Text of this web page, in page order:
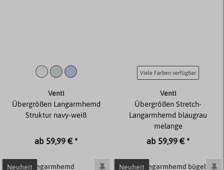
Venti
Übergrößen Langarmhemd
Struktur navy-weiß
ab 59,99 € *
Viele Farben verfügbar
Venti
Übergrößen Stretch-
Langarmhemd blaugrau
melange
ab 59,99 € *
Neuheit Neuheit